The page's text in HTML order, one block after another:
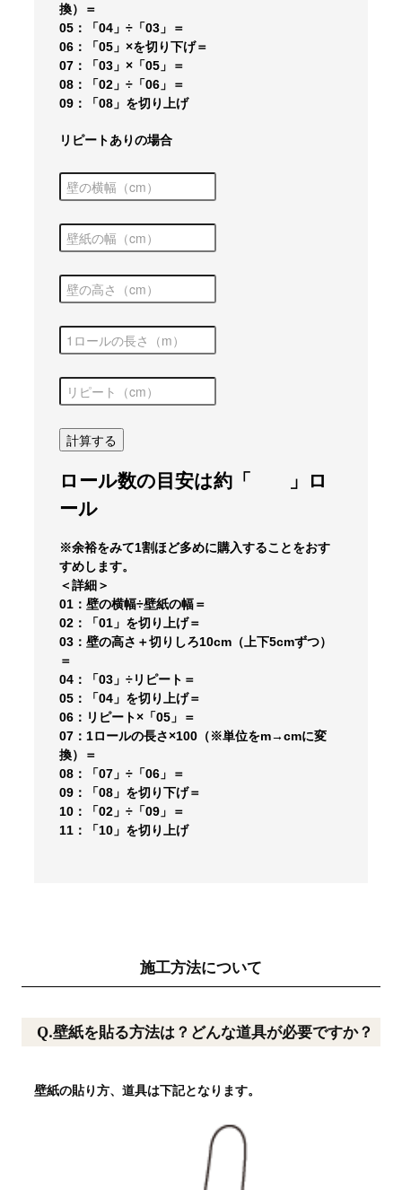
換）＝
05：「04」÷「03」＝
06：「05」×を切り下げ＝
07：「03」×「05」＝
08：「02」÷「06」＝
09：「08」を切り上げ
リピートありの場合
ロール数の目安は約 「 」
ロ
ール
※余裕をみて1割ほど多めに購入することをおす
すめします。
＜詳細＞
01：壁の横幅÷壁紙の幅＝
02：「01」を切り上げ＝
03：壁の高さ＋切りしろ10cm（上下5cmずつ）
＝
04：「03」÷リピート＝
05：「04」を切り上げ＝
06：リピート×「05」＝
07：1ロールの長さ×100（※単位をm→cmに変
換）＝
08：「07」÷「06」＝
09：「08」を切り下げ＝
10：「02」÷「09」＝
11：「10」を切り上げ
施工方法について
Q.壁紙を貼る方法は？どんな道具が必要ですか？
壁紙の貼り方、道具は下記となります。